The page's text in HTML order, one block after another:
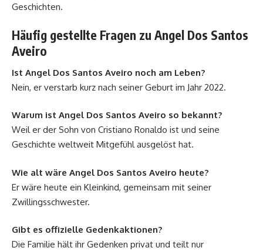
Geschichten.
Häufig gestellte Fragen zu Angel Dos Santos
Aveiro
Ist Angel Dos Santos Aveiro noch am Leben?
Nein, er verstarb kurz nach seiner Geburt im Jahr 2022.
Warum ist Angel Dos Santos Aveiro so bekannt?
Weil er der Sohn von Cristiano Ronaldo ist und seine
Geschichte weltweit Mitgefühl ausgelöst hat.
Wie alt wäre Angel Dos Santos Aveiro heute?
Er wäre heute ein Kleinkind, gemeinsam mit seiner
Zwillingsschwester.
Gibt es offizielle Gedenkaktionen?
Die Familie hält ihr Gedenken privat und teilt nur